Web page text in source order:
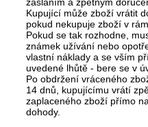
Kupující může zboží vrátit
pokud nekupuje zboží v
Pokud se tak rozhodne,
známek užívání nebo
vlastní náklady a se vším
uvedené lhůtě - bere se v
Po obdržení vráceného
14 dnů, kupujícímu vrátí
zaplaceného zboží přímo
dohody.